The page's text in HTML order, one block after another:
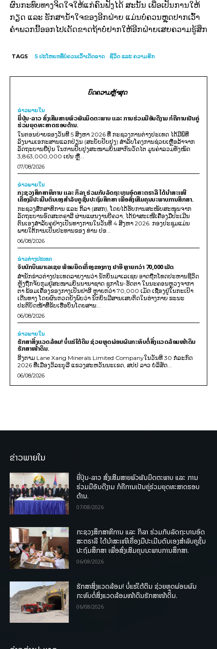
ຜົນກະທົບທາງຈິດໃຈໃຫ້ແກ່ຄົນຟັງໄດ້ ສະນັ້ນ ເພື່ອເປັນການໃຫ້
ກຽດ ແລະ ຮັກສານ້ຳໃຈຂອງອີກຝ່າຍ ແມ່ນບໍ່ຄວນຫຼຸດປາກເວົ້າ
ຄຳພວກນີ້ອອກໄປເດັດຂາດຖ້າບໍ່ຢາກໃຫ້ອີກຝ່າຍເສຍຄວາມຮູ້ສຶກ
TAGS 5 ປະໂຫຍກທີ່ບໍ່ຄວນເວົ້າເດັດຂາດ ຊີວິດ ແລະ ຄວາມຮັກ
ບົດຄວາມຫຼ້າສຸດ
ຂ່າວພາຍ​ໃນ
ຍີ່ປຸ່ນ-ລາວ ສົ່ງເສີມສາຍພົວພັນມິດຕະພາບ ແລະ ການຮ່ວມມືອັນດີງາມ ກໍຄືການເປັນຄູ່
ຮ່ວມຍຸດທະສາດຮອບດ້ານ.
ໃນຕອນບ່າຍຂອງວັນທີ 5 ສິງຫາ 2026 ທີ່ ກະຊວງການຕ່າງປະເທດ ໄດ້ມີພິທີ
ລົງນາມເອກະສານແລກປ່ຽນ (ສະບັບປັບປຸງ) ສໍາລັບໂຄງການຊ່ວຍເຫຼືອລ້າຈາກ
ລັດຖະບານຍີ່ປຸ່ນ ໃນການປັບປຸງສະໜາມບິນສາກົນວັດໄຕ ມູນຄ່າລວມທັງໝົດ
3,863,000,000 ເຢນ ຫຼື...
07/08/2026
ຂ່າວພາຍ​ໃນ
ກະຊວງສຶກສາທິການ ແລະ ກິລາ ຮ່ວມກັບລັດຖະບານອົດສະຕຣາລີ ໄດ້ນຳສະເໜີ
ເຄື່ອງມືປະເມີນຕົນເອງສຳລັບຄູຊັ້ນປະຖົມສຶກສາ ເພື່ອສົ່ງເສີມຄຸນນະພາບການສຶກສາ.
ກະຊວງສຶກສາທິການ ແລະ ກິລາ (ສສກ), ໂດຍໄດ້ຮັບການສະໜັບສະໜູນຈາກ
ລັດຖະບານອົດສະຕຣາລີ ຜ່ານແຜນງານບີຄວາ, ໄດ້ນຳສະເໜີເຄື່ອງມືປະເມີນ
ຕົນເອງສຳລັບຄູຢ່າງເປັນທາງການໃນວັນທີ 4 ສິງຫາ 2026. ກອງປະຊຸມແມ່ນ
ພາຍໃຕ້ການເປັນປະທານຂອງ ທ່ານ ປອ...
06/08/2026
ຂ່າວຕ່າງປະເທດ
ຈັບນັກບິນມາເລເຊຍ ພ້ອມຍຶດເຄື່ອງຂອງກາງ ຢາອີ ຫຼາຍກວ່າ 70,000 ເມັດ
ສຳນັກຂ່າວຕ່າງປະເທດລາຍງານວ່າ ນັກບິນມາເລເຊຍ ອາດຖືກໂທດປະຫານຊີວິດ
ຫຼັງຖືກຈັບກຸມຢູ່ສະໜາມບິນນານາຊາດ ຊູກາໂນ-ຮັດຕາ ໃນນະຄອນຫຼວງຈາກາ
ຕາ ພ້ອມເຄື່ອງຂອງກາງເປັນຢາອີ ຫຼາຍກວ່າ 70,000 ເມັດ ເຊື່ອງຢູ່ໃນກະເປົາ
ເດີນທາງ ໂດຍຜົນກວດຍັງພົບວ່າ ນັກບິນມີສານເສບຕິດໃນຮ່າງກາຍ ຂະນະ
ປະຕິບັດໜ້າທີ່ຂັບເຮືອບິນໂດຍສານ...
06/08/2026
ຂ່າວພາຍ​ໃນ
ຮັກສາສິ່ງແວດລ້ອມ! ບໍ່ແຮ່ໃຕ້ດິນ ຊ່ວຍຫຼຸດຜ່ອນຜົນກະທົບຕໍ່ສິ່ງແວດລ້ອມໜ້າດິນ
ຮັກສາໜ້າດິນ.
ອີງຕາມ Lane Xang Minerals Limited Companyໃນວັນທີ 30 ກໍລະກົດ
2026 ທີ່ເມືອງວິລະບູລີ ແຂວງສະຫວັນນະເຂດ, ສປປ ລາວ ບໍລິສັດ...
06/08/2026
ຂ່າວພາຍໃນ
ຍີ່ປຸ່ນ-ລາວ ສົ່ງເສີມສາຍພົວພັນມິດຕະພາບ ແລະ ການ
ຮ່ວມມືອັນດີງາມ ກໍຄືການເປັນຄູ່ຮ່ວມຍຸດທະສາດຮອບ
ດ້ານ.
07/08/2026
ກະຊວງສຶກສາທິການ ແລະ ກິລາ ຮ່ວມກັບລັດຖະບານອົດ
ສະຕຣາລີ ໄດ້ນຳສະເໜີເຄື່ອງມືປະເມີນຕົນເອງສຳລັບຄູຊັ້ນ
ປະຖົມສຶກສາ ເພື່ອສົ່ງເສີມຄຸນນະພາບການສຶກສາ.
06/08/2026
ຮັກສາສິ່ງແວດລ້ອມ! ບໍ່ແຮ່ໃຕ້ດິນ ຊ່ວຍຫຼຸດຜ່ອນຜົນ
ກະທົບຕໍ່ສິ່ງແວດລ້ອມໜ້າດິນຮັກສາໜ້າດິນ.
06/08/2026